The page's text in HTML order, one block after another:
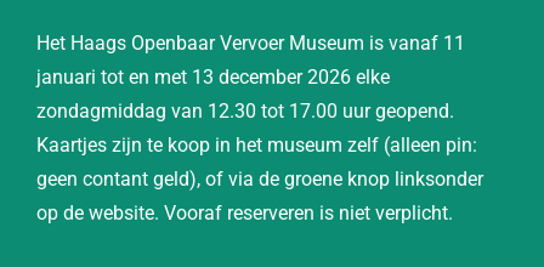
Het Haags Openbaar Vervoer Museum is vanaf 11
januari tot en met 13 december 2026 elke
zondagmiddag van 12.30 tot 17.00 uur geopend.
Kaartjes zijn te koop in het museum zelf (alleen pin:
geen contant geld), of via de groene knop linksonder
op de website. Vooraf reserveren is niet verplicht.